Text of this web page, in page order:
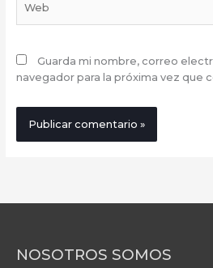
Guarda mi nombre, correo
navegador para la próxima vez que
NOSOTROS SOMOS